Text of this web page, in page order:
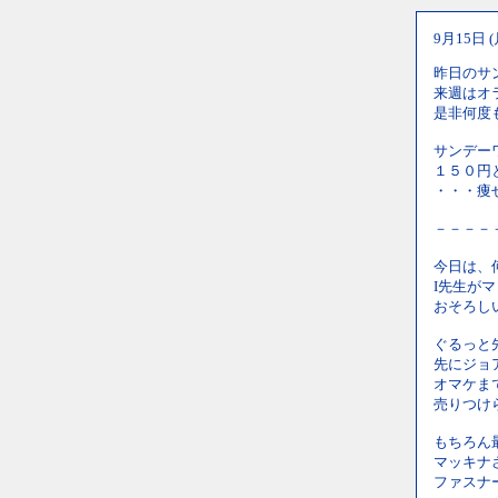
9月15日
昨日のサ
来週はオ
是非何度
サンデー
１５０円
・・・
－－－－
今日は、
I先生が
おそろし
ぐるっと
先にジョ
オマケま
売りつけ
もちろん
マッキナ
ファスナ